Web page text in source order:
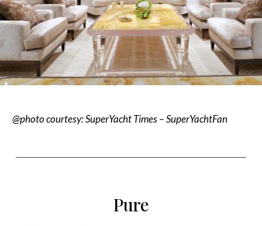
@photo courtesy: SuperYacht Times – SuperYachtFan
Pure